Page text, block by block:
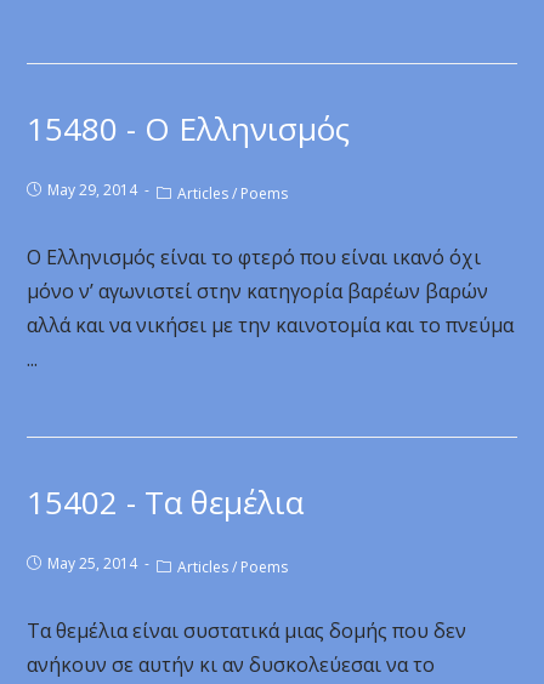
15480 - Ο Ελληνισμός
May 29, 2014 Articles / Poems
Ο Ελληνισμός είναι το φτερό που είναι ικανό όχι
μόνο ν’ αγωνιστεί στην κατηγορία βαρέων βαρών
αλλά και να νικήσει με την καινοτομία και το πνεύμα
...
15402 - Τα θεμέλια
May 25, 2014 Articles / Poems
Τα θεμέλια είναι συστατικά μιας δομής που δεν
ανήκουν σε αυτήν κι αν δυσκολεύεσαι να το